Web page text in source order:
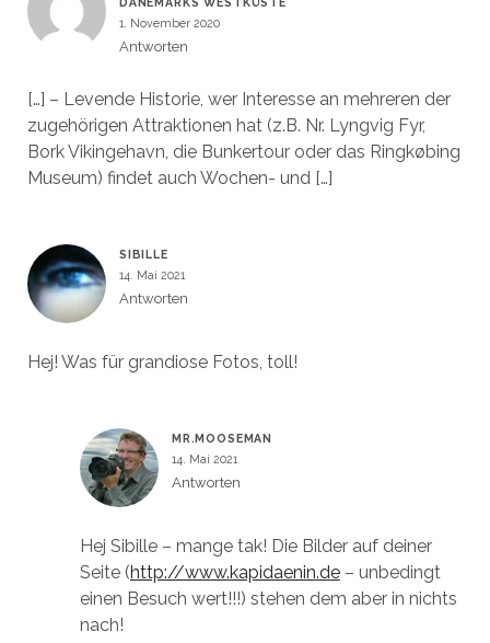
1. November 2020
Antworten
[…] – Levende Historie, wer Interesse an mehreren der
zugehörigen Attraktionen hat (z.B. Nr. Lyngvig Fyr,
Bork Vikingehavn, die Bunkertour oder das Ringkøbing
Museum) findet auch Wochen- und […]
SIBILLE
14. Mai 2021
Antworten
Hej! Was für grandiose Fotos, toll!
MR.MOOSEMAN
14. Mai 2021
Antworten
Hej Sibille – mange tak! Die Bilder auf deiner
Seite (http://www.kapidaenin.de– unbedingt
einen Besuch wert!!!) stehen dem aber in nichts
nach!